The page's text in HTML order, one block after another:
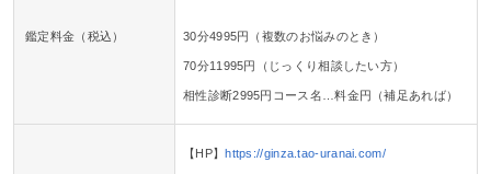
鑑定料金（税込） 30分4995円（複数のお悩みのとき）
70分11995円（じっくり相談したい方）
相性診断2995円コース名…料金円（補足あれば）
【HP】https://ginza.tao-uranai.com/